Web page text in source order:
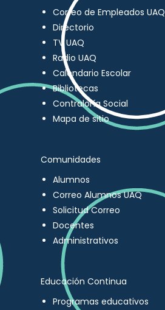
Correo de Empleados UAQ
Directorio
TV UAQ
Radio UAQ
Calendario Escolar
Bibliotecas
Contraloría Social
Mapa de sitio
Comunidades
Alumnos
Correo Alumnos UAQ
Solicitud Correo
Docentes
Administrativos
Educación Continua
Programas educativos